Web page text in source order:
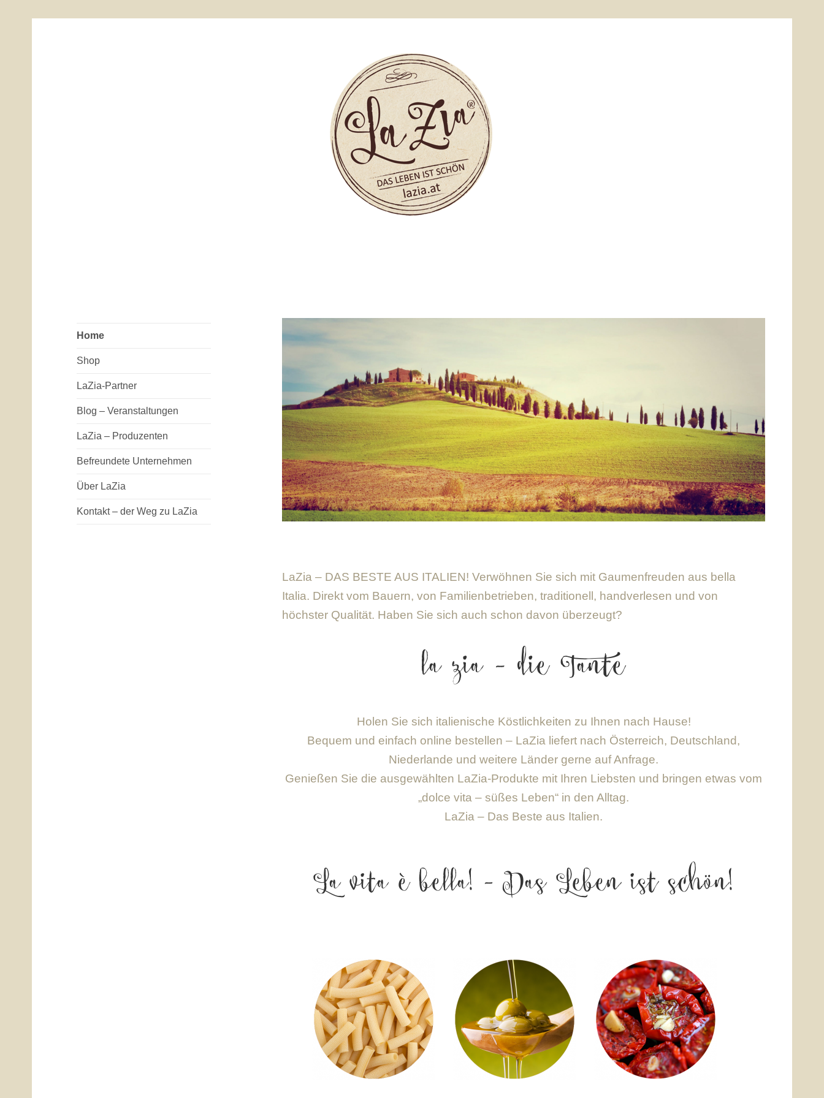
Home
Shop
LaZia-Partner
Blog – Veranstaltungen
LaZia – Produzenten
Befreundete Unternehmen
Über LaZia
Kontakt – der Weg zu LaZia
LaZia – DAS BESTE AUS ITALIEN! Verwöhnen Sie sich mit Gaumenfreuden aus bella
Italia. Direkt vom Bauern, von Familienbetrieben, traditionell, handverlesen und von
höchster Qualität. Haben Sie sich auch schon davon überzeugt?
la zia – die Tante
Holen Sie sich italienische Köstlichkeiten zu Ihnen nach Hause!
Bequem und einfach online bestellen – LaZia liefert nach Österreich, Deutschland,
Niederlande und weitere Länder gerne auf Anfrage.
Genießen Sie die ausgewählten LaZia-Produkte mit Ihren Liebsten und bringen etwas vom
„dolce vita – süßes Leben“ in den Alltag.
LaZia – Das Beste aus Italien.
La vita è bella! – Das Leben ist schön!